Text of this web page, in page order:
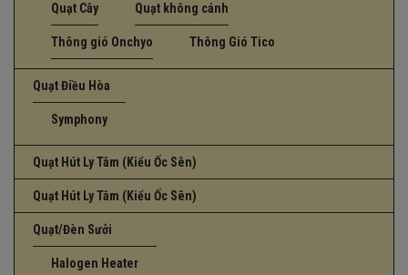
Quạt Cây Quạt không cánh
Thông gió Onchyo Thông Gió Tico
Quạt Điều Hòa
Symphony
Quạt Hút Ly Tâm (Kiểu Ốc Sên)
Quạt Hút Ly Tâm (Kiểu Ốc Sên)
Quạt/Đèn Sưởi
Halogen Heater